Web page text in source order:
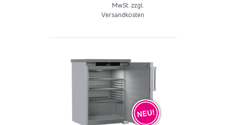
MwSt. zzgl.
Versandkosten